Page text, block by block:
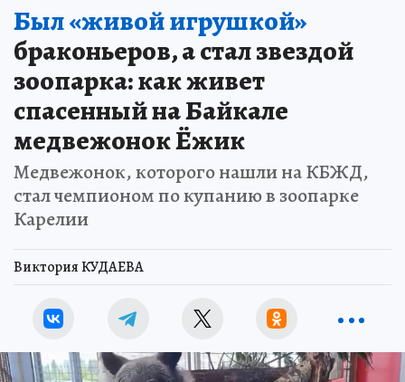
Был «живой игрушкой»
браконьеров, а стал звездой
зоопарка: как живет
спасенный на Байкале
медвежонок Ёжик
Медвежонок, которого нашли на КБЖД,
стал чемпионом по купанию в зоопарке
Карелии
Виктория КУДАЕВА